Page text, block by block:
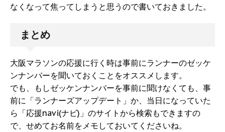
なくなって焦ってしまうと思うので書いておきました。
まとめ
大阪マラソンの応援に行く時は事前にランナーのゼッケ
ンナンバーを聞いておくことをオススメします。
でも、もしゼッケンナンバーを事前に聞けなくても、事
前に「ランナーズアップデート」か、当日になっていた
ら「応援navi(ナビ)」のサイトから検索もできますの
で、せめてお名前をメモしておいてくださいね。